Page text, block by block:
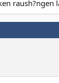
raush?ngen